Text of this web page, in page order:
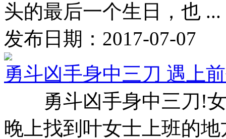
头的最后一个生日，也 ...
发布日期：2017-07-07
勇斗凶手身中三刀 遇上
勇斗凶手身中三刀!女
晚上找到叶女士上班的